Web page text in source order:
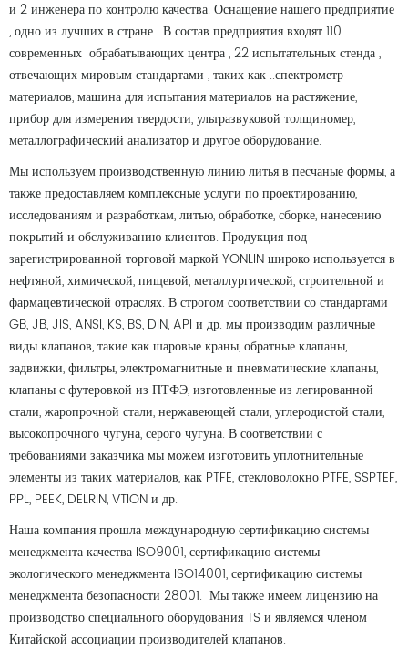
и 2 инженера по контролю качества. Оснащение нашего предприятие
, одно из лучших в стране . В состав предприятия входят 110
современных обрабатывающих центра , 22 испытательных стенда ,
отвечающих мировым стандартами , таких как ..спектрометр
материалов, машина для испытания материалов на растяжение,
прибор для измерения твердости, ультразвуковой толщиномер,
металлографический анализатор и другое оборудование.
Мы используем производственную линию литья в песчаные формы, а
также предоставляем комплексные услуги по проектированию,
исследованиям и разработкам, литью, обработке, сборке, нанесению
покрытий и обслуживанию клиентов. Продукция под
зарегистрированной торговой маркой YONLIN широко используется в
нефтяной, химической, пищевой, металлургической, строительной и
фармацевтической отраслях. В строгом соответствии со стандартами
GB, JB, JIS, ANSI, KS, BS, DIN, API и др. мы производим различные
виды клапанов, такие как шаровые краны, обратные клапаны,
задвижки, фильтры, электромагнитные и пневматические клапаны,
клапаны с футеровкой из ПТФЭ, изготовленные из легированной
стали, жаропрочной стали, нержавеющей стали, углеродистой стали,
высокопрочного чугуна, серого чугуна. В соответствии с
требованиями заказчика мы можем изготовить уплотнительные
элементы из таких материалов, как PTFE, стекловолокно PTFE, SSPTEF,
PPL, PEEK, DELRIN, VTION и др.
Наша компания прошла международную сертификацию системы
менеджмента качества ISO9001, сертификацию системы
экологического менеджмента ISO14001, сертификацию системы
менеджмента безопасности 28001. Мы также имеем лицензию на
производство специального оборудования TS и являемся членом
Китайской ассоциации производителей клапанов.